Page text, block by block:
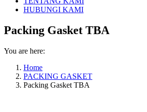
HUBUNGI KAMI
Packing Gasket TBA
You are here:
Home
PACKING GASKET
Packing Gasket TBA